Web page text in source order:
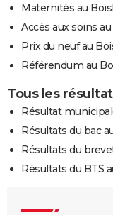
Maternités au
Accès aux soins
Prix du neuf au
Référendum au
Tous les
Résultat
Résultats du bac
Résultats du
Résultats du BTS